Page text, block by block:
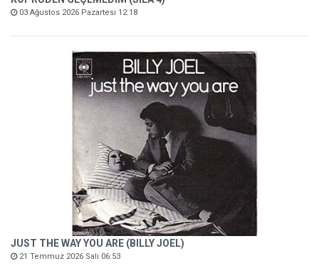
03 Ağustos 2026 Pazartesi 12:18
JUST THE WAY YOU ARE (BILLY JOEL)
21 Temmuz 2026 Salı 06:53